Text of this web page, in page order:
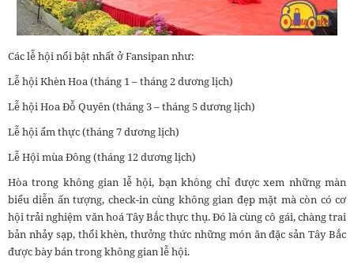
Các lễ hội nổi bật nhất ở Fansipan như:
Lễ hội Khèn Hoa (tháng 1 – tháng 2 dương lịch)
Lễ hội Hoa Đỗ Quyên (tháng 3 – tháng 5 dương lịch)
Lễ hội ẩm thực (tháng 7 dương lịch)
Lễ Hội mùa Đông (tháng 12 dương lịch)
Hòa trong không gian lễ hội, bạn không chỉ được xem những màn
biểu diễn ấn tượng, check-in cùng không gian đẹp mặt mà còn có cơ
hội trải nghiệm văn hoá Tây Bắc thực thụ. Đó là cùng cô gái, chàng trai
bản nhảy sạp, thổi khèn, thưởng thức những món ăn đặc sản Tây Bắc
được bày bán trong không gian lễ hội.